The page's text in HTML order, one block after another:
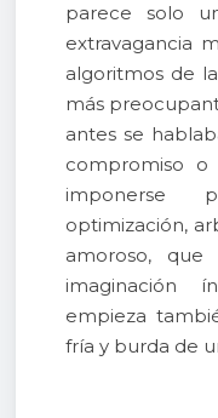
parece solo
extravagancia
algoritmos de
más
antes se
compromiso o
imponerse
optimización,
amoroso, que
imaginación
empieza
fría y burda de